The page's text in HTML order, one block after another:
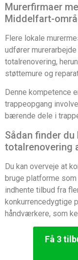
Murerfirmaer
Middelfart-
Flere lokale
udfører
totalrenovering,
støttemure og
Denne kompetence
trappeopgang
bærende dele i
Sådan finder
totalrenovering
Du kan overveje at
bruge platforme som
indhente tilbud fra
konkurrencedygtige
håndværkere, som
Få 3